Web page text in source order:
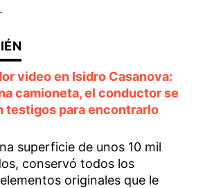
video en Isidro Casanova:
camioneta, el conductor se
testigos para encontrarlo
superficie de unos 10 mil
conservó todos los
originales que le